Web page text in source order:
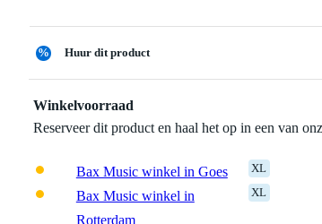
% Huur dit product
Winkelvoorraad
Reserveer dit product en haal het op in een van
Bax Music winkel in Goes XL
Bax Music winkel in
Rotterdam
XL